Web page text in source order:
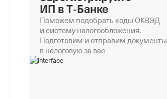
ИП в Т‑Банке
Поможем подобрать коды ОКВЭД
и систему налогообложения.
Подготовим и отправим документы
в налоговую за вас